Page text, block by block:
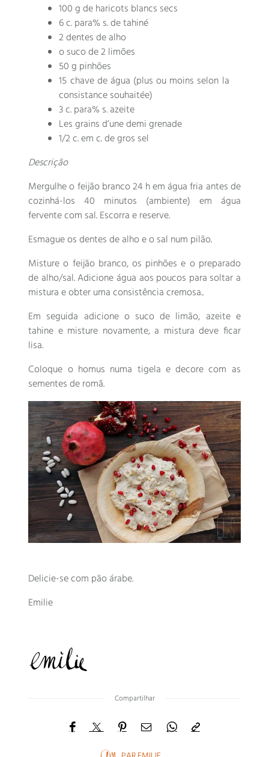
100g de haricots blancs secs
6 c. para% s.de tahiné
2 dentes de alho
o suco de 2 limões
50 g pinhões
15 chave de água (plus ou moins selon la
consistance souhaitée)
3 c. para% s. azeite
Les grains d’une demi grenade
1/2 c. em c. de gros sel
Descrição
Mergulhe o feijão branco 24 h em água fria antes de
cozinhá-los 40 minutos (ambiente) em água
fervente com sal. Escorra e reserve.
Esmague os dentes de alho e o sal num pilão.
Misture o feijão branco, os pinhões e o preparado
de alho/sal. Adicione água aos poucos para soltar a
mistura e obter uma consistência cremosa..
Em seguida adicione o suco de limão, azeite e
tahine e misture novamente, a mistura deve ficar
lisa.
Coloque o homus numa tigela e decore com as
sementes de romã.
Delicie-se com pão árabe.
Emilie
Compartilhar